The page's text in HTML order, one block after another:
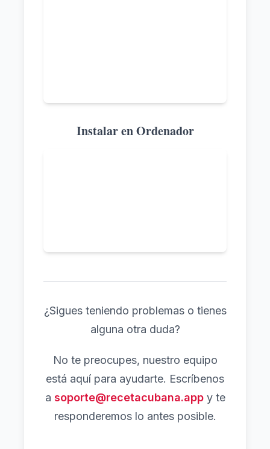
Instalar en Ordenador
¿Sigues teniendo problemas o tienes
alguna otra duda?
No te preocupes, nuestro equipo
está aquí para ayudarte. Escríbenos
a soporte@recetacubana.appy te
responderemos lo antes posible.